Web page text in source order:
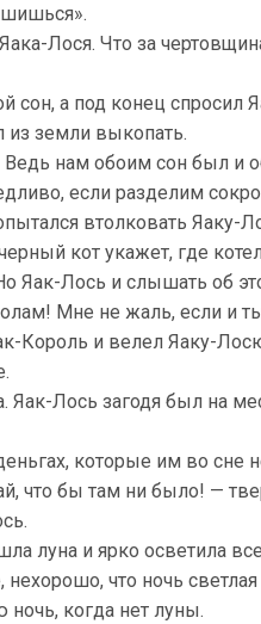
Лося. Что за
сон, а под конец спросил
из земли выкопать.
нам обоим сон был и
если разделим
втолковать Яаку-
кот укажет, где
Яак-Лось и слышать об
Мне не жаль, если и
Король и велел Яаку-
Яак-Лось загодя был на
которые им во сне
что бы там ни было! —
луна и ярко осветила
что ночь
когда нет луны.